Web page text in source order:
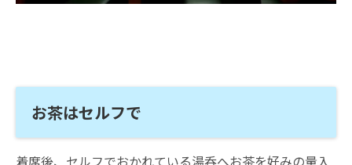
お茶はセルフで